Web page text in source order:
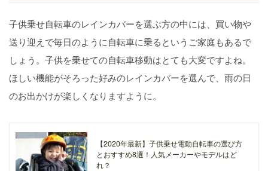
子供乗せ自転車のレインカバーを選ぶ方の中には、買い物や
送り迎えで毎日のように自転車に乗るというご家庭もあるで
しょう。子供を乗せての自転車移動はとても大変ですよね。
ほしい機能がそろった好みのレインカバーを選んで、雨の日
のお出かけが楽しくなりますように。
【2020年最新】子供乗せ電動自転車の選び方
とおすすめ8選！人気メーカーやモデルはど
れ？